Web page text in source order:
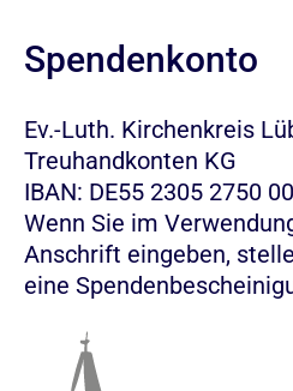
Spendenkonto
Ev.-Luth. Kirchenkreis
Treuhandkonten KG
IBAN: DE55 2305 2750
Wenn Sie im
Anschrift eingeben,
eine